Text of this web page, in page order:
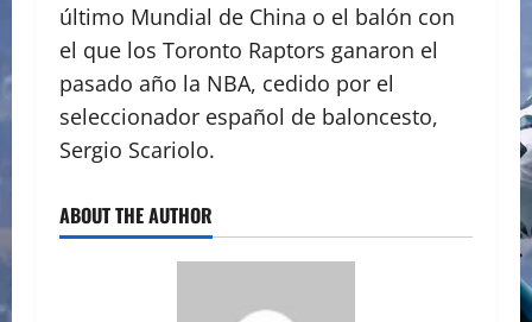
último Mundial de China o el balón con
el que los Toronto Raptors ganaron el
pasado año la NBA, cedido por el
seleccionador español de baloncesto,
Sergio Scariolo.
ABOUT THE AUTHOR